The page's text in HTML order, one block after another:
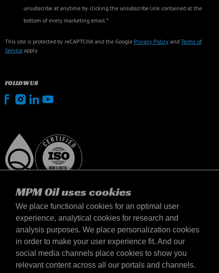
MPM Oil uses cookies
We place functional cookies for an optimal user
experience, analytical cookies for research and
analysis purposes. We place personalization cookies
in order to make your user experience fit. And our
social media channels place cookies to show you
relevant content across all our portals and channels.
unsubscribe at anytime by clicking the unsubscribe link contained at the
bottom of every marketing email.*
This site is protected by reCAPTCHA and the Google Privacy Policy and Terms of
Service apply.
FOLLOW US
Magyarország
Elérhetőség
Általános szerződési feltételek
Szállítási feltételek